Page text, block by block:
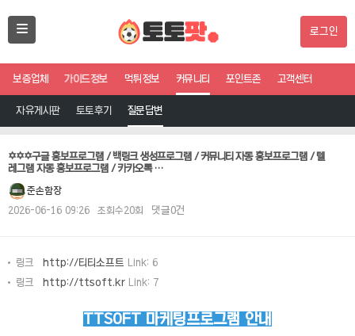
로그인
보증업체 가이드정보 먹튀정보 커뮤니티 포인트존 고객센터
자유게시판 토토후기 질문답변
✡️✡️✡️구글 홍보프로그램 / 백링크 생성프로그램 / 커뮤니티 자동 홍보프로그램 / 텔
레그램 자동 홍보프로그램 / 카카오톡 …
준손함장
2026-06-16 09:26 조회수20회 댓글0건
링크 http://티티소프트 Link: 6
링크 http://ttsoft.kr Link: 7
TTSOFT 마케팅프로그램 안내